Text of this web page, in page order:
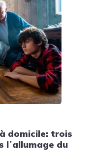
domicile: trois
lʼallumage du